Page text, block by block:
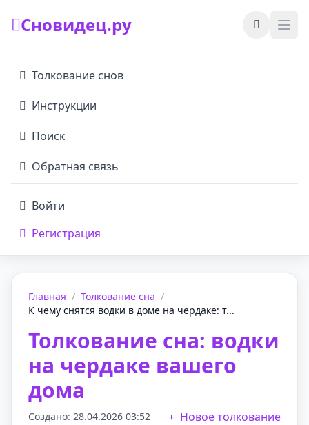
Сновидец.ру
Толкование снов
Инструкции
Поиск
Обратная связь
Войти
Регистрация
Главная / Толкование сна /
К чему снятся водки в доме на чердаке: т...
Толкование сна: водки
на чердаке вашего
дома
Создано: 28.04.2026 03:52 Новое толкование